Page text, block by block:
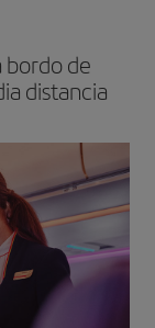
bordo de
distancia